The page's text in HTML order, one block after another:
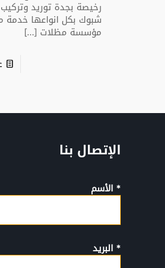
رخيصة بجدة توريد
شبوك بكل انواعها
مؤسسة مظلات […]
الإتصال بنا
* الأسم
* البريد